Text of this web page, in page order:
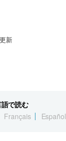
更新
で読む
Français Español